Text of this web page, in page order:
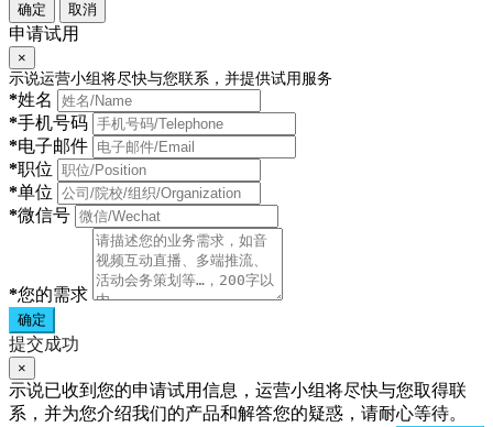
确定 取消
申请试用
×
示说运营小组将尽快与您联系，并提供试用服务
*姓名
*手机号码
*电子邮件
*职位
*单位
*微信号
*您的需求
确定
提交成功
×
示说已收到您的申请试用信息，运营小组将尽快与您取得联
系，并为您介绍我们的产品和解答您的疑惑，请耐心等待。